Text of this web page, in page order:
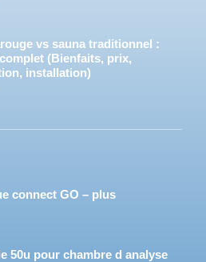
vs sauna traditionnel :
(Bienfaits, prix,
installation)
connect GO – plus
50u pour chambre d analyse